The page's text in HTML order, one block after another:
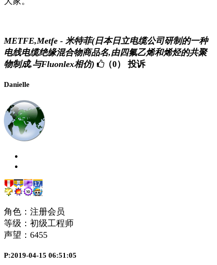
METFE,Metfe - 米特菲(日本日立电缆公司研制的一种
电线电缆绝缘混合物商品名,由四氟乙烯和烯烃的共聚
物制成,与Fluonlex相仿)
（0） 投诉
Danielle
角色：注册会员
等级：初级工程师
声望： 6455
P:2019-04-15 06:51:05